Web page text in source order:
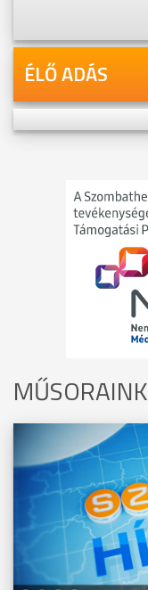
ÉLŐ ADÁS
MŰSORAINK